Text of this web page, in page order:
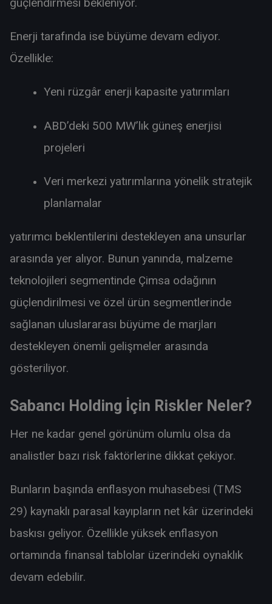
Enerji tarafında ise büyüme devam ediyor.
Özellikle:
Yeni rüzgâr enerji kapasite yatırımları
ABD’deki 500 MW’lık güneş enerjisi
projeleri
Veri merkezi yatırımlarına yönelik stratejik
planlamalar
yatırımcı beklentilerini destekleyen ana unsurlar
arasında yer alıyor. Bunun yanında, malzeme
teknolojileri segmentinde Çimsa odağının
güçlendirilmesi ve özel ürün segmentlerinde
sağlanan uluslararası büyüme de marjları
destekleyen önemli gelişmeler arasında
gösteriliyor.
Sabancı Holding İçin Riskler Neler?
Her ne kadar genel görünüm olumlu olsa da
analistler bazı risk faktörlerine dikkat çekiyor.
Bunların başında enflasyon muhasebesi (TMS
29) kaynaklı parasal kayıpların net kâr üzerindeki
baskısı geliyor. Özellikle yüksek enflasyon
ortamında finansal tablolar üzerindeki oynaklık
devam edebilir.